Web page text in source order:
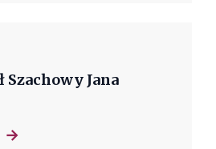
Jana
→